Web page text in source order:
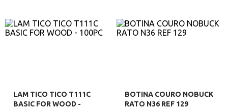
LAM TICO TICO T111C
BASIC FOR WOOD -
BOTINA COURO NOBUCK
RATO N36 REF 129